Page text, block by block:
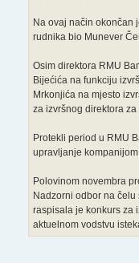
Na ovaj način okončan
rudnika bio Munever
Osim direktora RMU
Bijećića na funkciju
Mrkonjića na mjesto
za izvršnog direktora
Protekli period u RMU
upravljanje
Polovinom novembra
Nadzorni odbor na
raspisala je konkurs za
aktuelnom vodstvu